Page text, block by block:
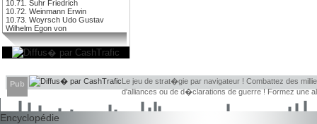
10.71. Suhr Friedrich
10.72. Weinmann Erwin
10.73. Woyrsch Udo Gustav
Wilhelm Egon von
Pub
Le jeu de strat�gie par navigateur ! Combattez des
d'alliances ou de d�clarations de guerre ! Formez une
d�couvrir leurs faiblesses !
Encyclopédie